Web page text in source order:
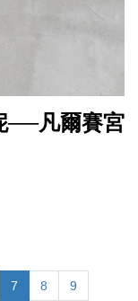
──凡爾賽宮
7 8 9